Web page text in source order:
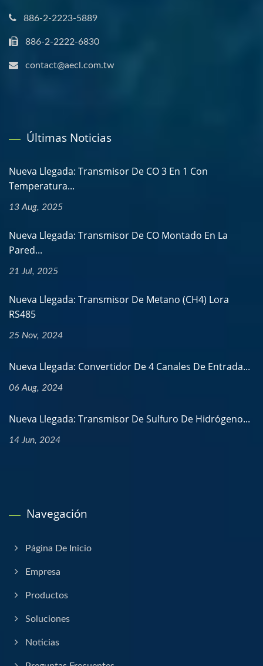
886-2-2223-5889
886-2-2222-6830
contact@aecl.com.tw
Últimas Noticias
Nueva Llegada: Transmisor De CO 3 En 1 Con
Temperatura...
13 Aug, 2025
Nueva Llegada: Transmisor De CO Montado En La
Pared...
21 Jul, 2025
Nueva Llegada: Transmisor De Metano (CH4) Lora
RS485
25 Nov, 2024
Nueva Llegada: Convertidor De 4 Canales De Entrada...
06 Aug, 2024
Nueva Llegada: Transmisor De Sulfuro De Hidrógeno...
14 Jun, 2024
Navegación
Página De Inicio
Empresa
Productos
Soluciones
Noticias